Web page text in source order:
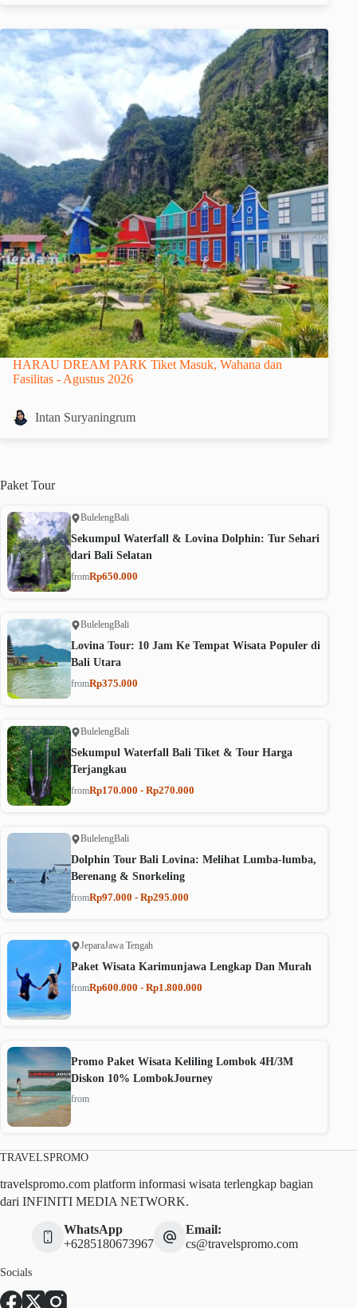
HARAU DREAM PARK Tiket Masuk, Wahana dan
Fasilitas - Agustus 2026
Intan Suryaningrum
Paket Tour
BulelengBali
Sekumpul Waterfall & Lovina Dolphin: Tur Sehari
dari Bali Selatan
fromRp650.000
BulelengBali
Lovina Tour: 10 Jam Ke Tempat Wisata Populer di
Bali Utara
fromRp375.000
BulelengBali
Sekumpul Waterfall Bali Tiket & Tour Harga
Terjangkau
fromRp170.000 - Rp270.000
BulelengBali
Dolphin Tour Bali Lovina: Melihat Lumba-lumba,
Berenang & Snorkeling
fromRp97.000 - Rp295.000
JeparaJawa Tengah
Paket Wisata Karimunjawa Lengkap Dan Murah
fromRp600.000 - Rp1.800.000
Promo Paket Wisata Keliling Lombok 4H/3M
Diskon 10% LombokJourney
from
TRAVELSPROMO
travelspromo.com platform informasi wisata terlengkap bagian
dari INFINITI MEDIA NETWORK.
WhatsApp
+6285180673967
Email:
cs@travelspromo.com
Socials